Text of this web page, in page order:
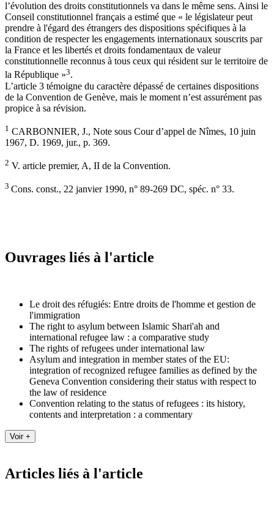
l’évolution des droits constitutionnels va dans le même sens. Ainsi le
Conseil constitutionnel français a estimé que « le législateur peut
prendre à l'égard des étrangers des dispositions spécifiques à la
condition de respecter les engagements internationaux souscrits par
la France et les libertés et droits fondamentaux de valeur
constitutionnelle reconnus à tous ceux qui résident sur le territoire de
la République »3.
L’article 3 témoigne du caractère dépassé de certaines dispositions
de la Convention de Genève, mais le moment n’est assurément pas
propice à sa révision.
1 CARBONNIER, J., Note sous Cour d’appel de Nîmes, 10 juin
1967, D. 1969, jur., p. 369.
2 V. article premier, A, II de la Convention.
3 Cons. const., 22 janvier 1990, n° 89-269 DC, spéc. n° 33.
Ouvrages liés à l'article
Le droit des réfugiés: Entre droits de l'homme et gestion de
l'immigration
The right to asylum between Islamic Shari'ah and
international refugee law : a comparative study
The rights of refugees under international law
Asylum and integration in member states of the EU:
integration of recognized refugee families as defined by the
Geneva Convention considering their status with respect to
the law of residence
Convention relating to the status of refugees : its history,
contents and interpretation : a commentary
Articles liés à l'article